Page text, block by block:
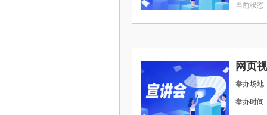
当前状态
网页
举办场地
举办时间